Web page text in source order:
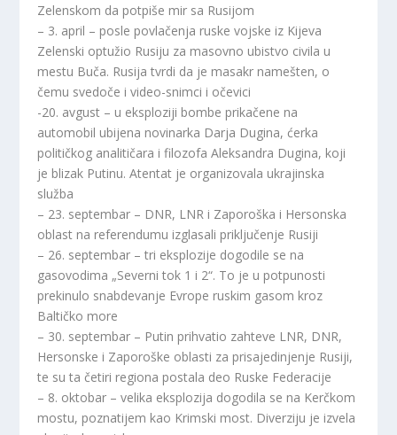
Zelenskom da potpiše mir sa Rusijom
– 3. april – posle povlačenja ruske vojske iz Kijeva
Zelenski optužio Rusiju za masovno ubistvo civila u
mestu Buča. Rusija tvrdi da je masakr namešten, o
čemu svedoče i video-snimci i očevici
-20. avgust – u eksploziji bombe prikačene na
automobil ubijena novinarka Darja Dugina, ćerka
političkog analitičara i filozofa Aleksandra Dugina, koji
je blizak Putinu. Atentat je organizovala ukrajinska
služba
– 23. septembar – DNR, LNR i Zaporoška i Hersonska
oblast na referendumu izglasali priključenje Rusiji
– 26. septembar – tri eksplozije dogodile se na
gasovodima „Severni tok 1 i 2“. To je u potpunosti
prekinulo snabdevanje Evrope ruskim gasom kroz
Baltičko more
– 30. septembar – Putin prihvatio zahteve LNR, DNR,
Hersonske i Zaporoške oblasti za prisajedinjenje Rusiji,
te su ta četiri regiona postala deo Ruske Federacije
– 8. oktobar – velika eksplozija dogodila se na Kerčkom
mostu, poznatijem kao Krimski most. Diverziju je izvela